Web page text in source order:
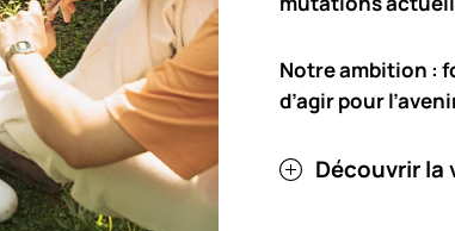
Notre ambition :
d’agir pour
Découvrir la